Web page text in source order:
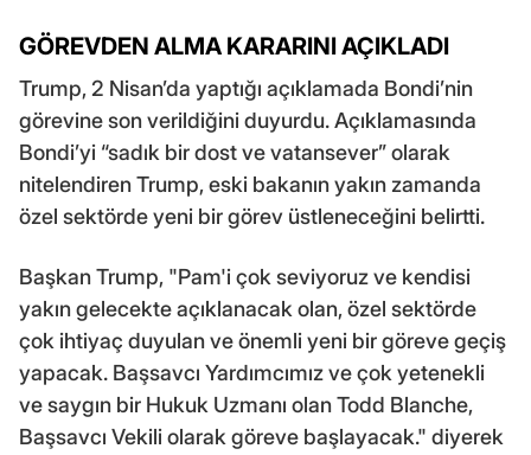
GÖREVDEN ALMA KARARINI AÇIKLADI
Trump, 2 Nisan’da yaptığı açıklamada Bondi’nin
görevine son verildiğini duyurdu. Açıklamasında
Bondi’yi “sadık bir dost ve vatansever” olarak
nitelendiren Trump, eski bakanın yakın zamanda
özel sektörde yeni bir görev üstleneceğini belirtti.
Başkan Trump, "Pam'i çok seviyoruz ve kendisi
yakın gelecekte açıklanacak olan, özel sektörde
çok ihtiyaç duyulan ve önemli yeni bir göreve geçiş
yapacak. Başsavcı Yardımcımız ve çok yetenekli
ve saygın bir Hukuk Uzmanı olan Todd Blanche,
Başsavcı Vekili olarak göreve başlayacak." diyerek